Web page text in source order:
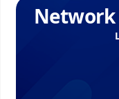
Network